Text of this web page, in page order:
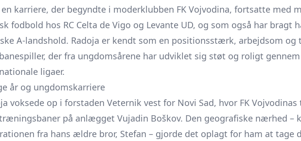
karriere, der begyndte i moderklubben FK Vojvodina, fortsatte med
fodbold hos RC Celta de Vigo og Levante UD, og som også har bragt
A-landshold. Radoja er kendt som en positionsstærk, arbejdsom
der fra ungdomsårene har udviklet sig støt og roligt
ligaer.
år og ungdomskarriere
voksede op i forstaden Veternik vest for Novi Sad, hvor FK
på anlægget Vujadin Boškov. Den geografiske nærhed –
fra hans ældre bror, Stefan – gjorde det oplagt for ham at tage